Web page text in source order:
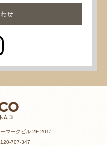
せ
マークビル 2F-201/
707-347